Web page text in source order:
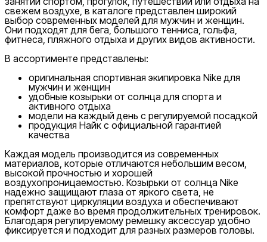
Наличие в магазинах
Nike Tashkent Amir Temur
свежем воздухе, в каталоге представлен широкий
выбор современных моделей для мужчин и женщин.
Они подходят для бега, большого тенниса, гольфа,
фитнеса, пляжного отдыха и других видов активности.
В ассортименте представлены:
оригинальная спортивная экипировка Nike для
мужчин и женщин
удобные козырьки от солнца для спорта и
активного отдыха
модели на каждый день с регулируемой посадкой
продукция Найк с официальной гарантией
качества
Каждая модель производится из современных
материалов, которые отличаются небольшим весом,
высокой прочностью и хорошей
воздухопроницаемостью. Козырьки от солнца Nike
надежно защищают глаза от яркого света, не
препятствуют циркуляции воздуха и обеспечивают
комфорт даже во время продолжительных тренировок.
Благодаря регулируемому ремешку аксессуар удобно
фиксируется и подходит для разных размеров головы.